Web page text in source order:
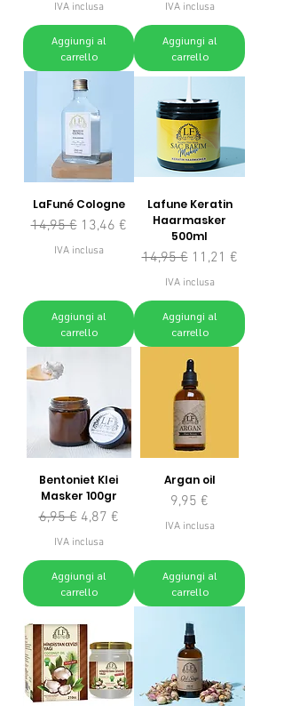
IVA inclusa
Aggiungi al
carrello
IVA inclusa
Aggiungi al
carrello
LaFuné Cologne
Prezzo regolare
14,95 € Prezzo scontato
13,46 €
IVA inclusa
Aggiungi al
carrello
Lafune Keratin
Haarmasker
500ml
Prezzo regolare
14,95 € Prezzo scontato
11,21 €
IVA inclusa
Aggiungi al
carrello
Bentoniet Klei
Masker 100gr
Prezzo regolare
6,95 € Prezzo scontato
4,87 €
IVA inclusa
Aggiungi al
carrello
Argan oil
Prezzo
9,95 €
IVA inclusa
Aggiungi al
carrello